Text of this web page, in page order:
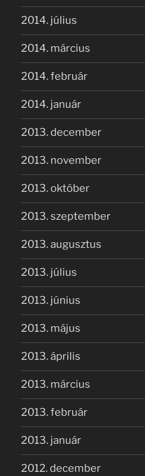
2014. július
2014. március
2014. február
2014. január
2013. december
2013. november
2013. október
2013. szeptember
2013. augusztus
2013. július
2013. június
2013. május
2013. április
2013. március
2013. február
2013. január
2012. december